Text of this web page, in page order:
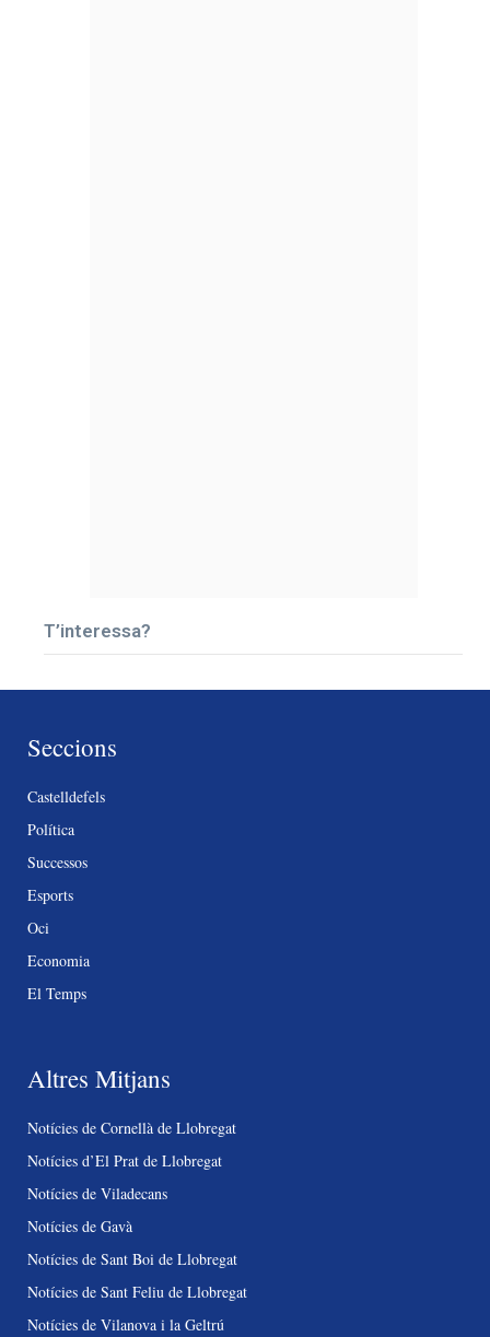
T’interessa?
Seccions
Castelldefels
Política
Successos
Esports
Oci
Economia
El Temps
Altres Mitjans
Notícies de Cornellà de Llobregat
Notícies d’El Prat de Llobregat
Notícies de Viladecans
Notícies de Gavà
Notícies de Sant Boi de Llobregat
Notícies de Sant Feliu de Llobregat
Notícies de Vilanova i la Geltrú